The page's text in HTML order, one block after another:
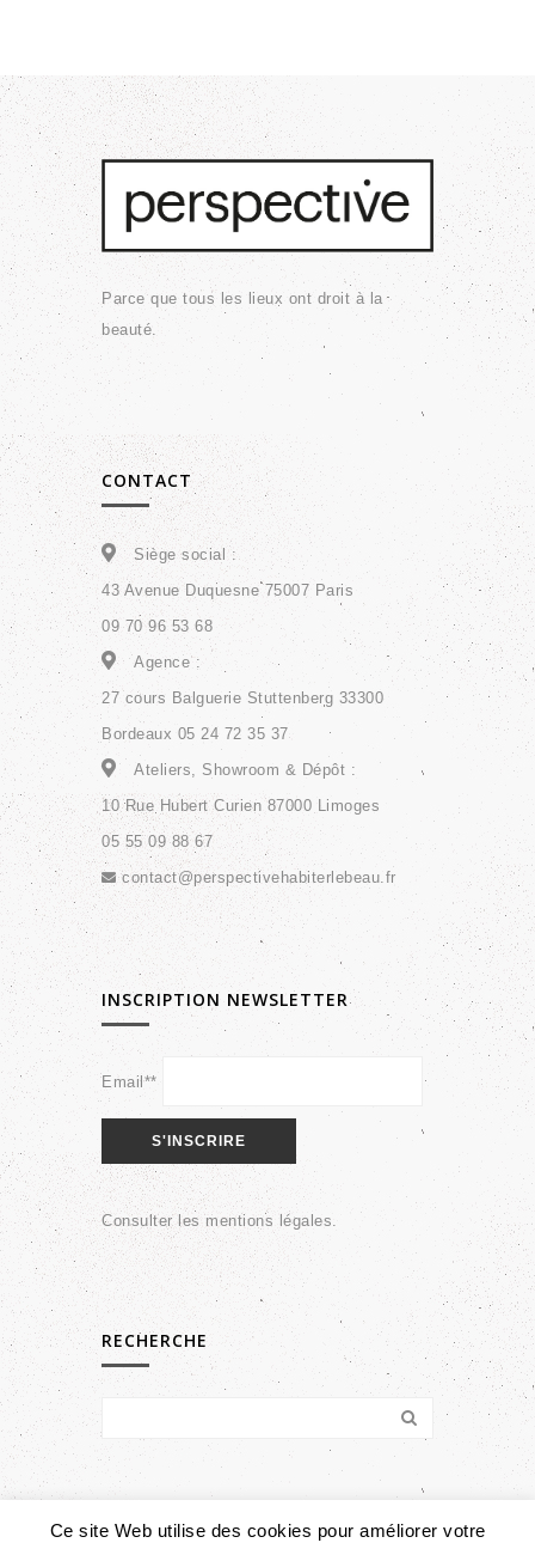
Parce que tous les lieux ont droit à la
beauté.
CONTACT
Siège social :
43 Avenue Duquesne 75007 Paris
09 70 96 53 68
Agence :
27 cours Balguerie Stuttenberg 33300
Bordeaux 05 24 72 35 37
Ateliers, Showroom & Dépôt :
10 Rue Hubert Curien 87000 Limoges
05 55 09 88 67
contact@perspectivehabiterlebeau.fr
INSCRIPTION NEWSLETTER
Email**
Consulter lesmentions légales.
RECHERCHE
Ce site Web utilise des cookies pour améliorer votre